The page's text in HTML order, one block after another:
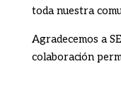
toda nuestra
Agradecemos a
colaboración